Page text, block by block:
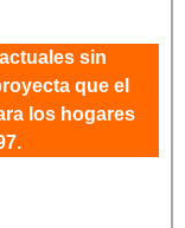
sin
que el
los hogares